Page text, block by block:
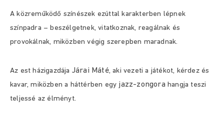
A közreműködő színészek ezúttal karakterben lépnek
színpadra – beszélgetnek, vitatkoznak, reagálnak és
provokálnak, miközben végig szerepben maradnak.
Az est házigazdája Járai Máté, aki vezeti a játékot, kérdez és
kavar, miközben a háttérben egy jazz-zongora hangja teszi
teljessé az élményt.